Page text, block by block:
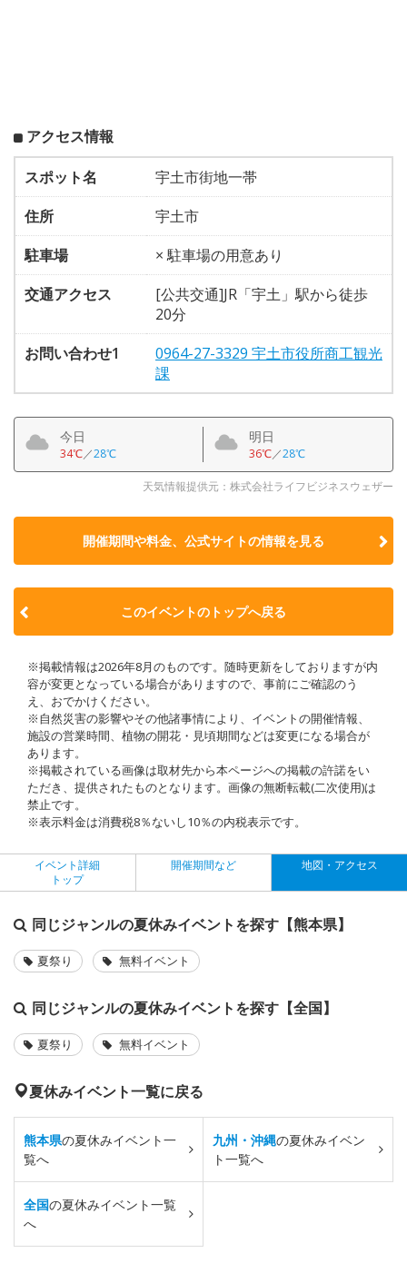
アクセス情報
スポット名
宇土市街地一帯
住所
宇土市
駐車場
× 駐車場の用意あり
交通アクセス
[公共交通]JR「宇土」駅から徒歩
20分
お問い合わせ1
0964-27-3329 宇土市役所商工観光
課
今日
34℃／28℃
明日
36℃／28℃
天気情報提供元：株式会社ライフビジネスウェザー
開催期間や料金、公式サイトの情報を見る
このイベントのトップへ戻る
※掲載情報は2026年8月のものです。随時更新をしておりますが内
容が変更となっている場合がありますので、事前にご確認のう
え、おでかけください。
※自然災害の影響やその他諸事情により、イベントの開催情報、
施設の営業時間、植物の開花・見頃期間などは変更になる場合が
あります。
※掲載されている画像は取材先から本ページへの掲載の許諾をい
ただき、提供されたものとなります。画像の無断転載(二次使用)は
禁止です。
※表示料金は消費税8％ないし10％の内税表示です。
イベント詳細
トップ
開催期間など 地図・アクセス
同じジャンルの夏休みイベントを探す【熊本県】
夏祭り 無料イベント
同じジャンルの夏休みイベントを探す【全国】
夏祭り 無料イベント
夏休みイベント一覧に戻る
熊本県の夏休みイベント一
覧へ
九州・沖縄の夏休みイベン
ト一覧へ
全国の夏休みイベント一覧
へ